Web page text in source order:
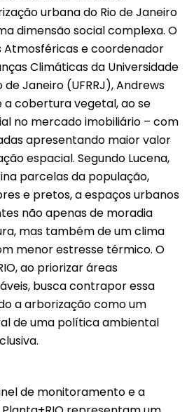
urbana do Rio de Janeiro
dimensão social complexa. O
Atmosféricas e coordenador
Climáticas da Universidade
de Janeiro (UFRRJ), Andrews
a cobertura vegetal, ao se
no mercado imobiliário – com
apresentando maior valor
espacial. Segundo Lucena,
parcelas da população,
e pretos, a espaços urbanos
não apenas de moradia
mas também de um clima
menor estresse térmico. O
ao priorizar áreas
busca contrapor essa
a arborização como um
de uma política ambiental
de monitoramento e a